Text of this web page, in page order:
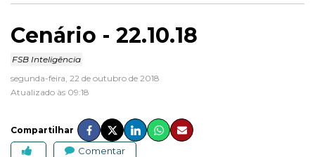
Cenário - 22.10.18
FSB Inteligência
segunda-feira, 22 de outubro de 2018
Atualizado às 09:18
Compartilhar
Comentar